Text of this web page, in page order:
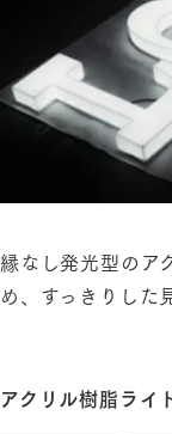
縁なし発光型のア
め、すっきりした
アクリル樹脂ライ